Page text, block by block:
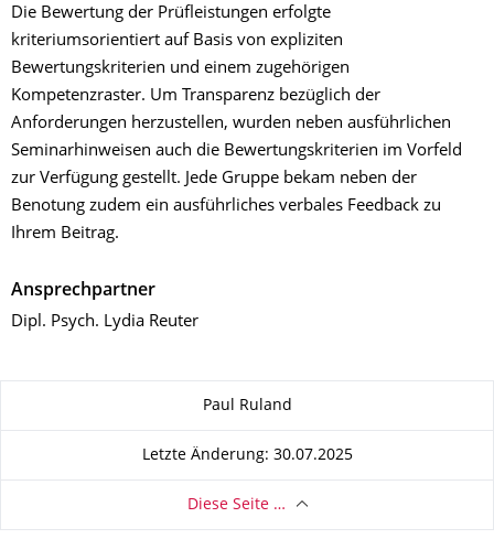
Die Bewertung der Prüfleistungen erfolgte
kriteriumsorientiert auf Basis von expliziten
Bewertungskriterien und einem zugehörigen
Kompetenzraster. Um Transparenz bezüglich der
Anforderungen herzustellen, wurden neben ausführlichen
Seminarhinweisen auch die Bewertungskriterien im Vorfeld
zur Verfügung gestellt. Jede Gruppe bekam neben der
Benotung zudem ein ausführliches verbales Feedback zu
Ihrem Beitrag.
Ansprechpartner
Dipl. Psych. Lydia Reuter
Paul Ruland
Letzte Änderung: 30.07.2025
Diese Seite …